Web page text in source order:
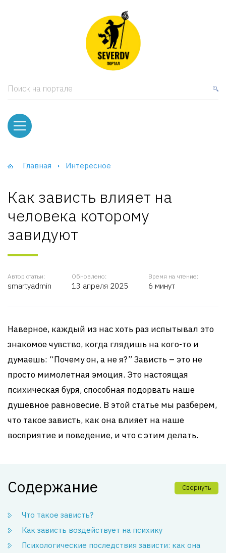
Поиск на портале
Главная Интересное
Как зависть влияет на
человека которому
завидуют
Автор статьи:
smartyadmin
Обновлено:
13 апреля 2025
Время на чтение:
6 минут
Наверное, каждый из нас хоть раз испытывал это
знакомое чувство, когда глядишь на кого-то и
думаешь: “Почему он, а не я?” Зависть – это не
просто мимолетная эмоция. Это настоящая
психическая буря, способная подорвать наше
душевное равновесие. В этой статье мы разберем,
что такое зависть, как она влияет на наше
восприятие и поведение, и что с этим делать.
Содержание Свернуть
Что такое зависть?
Как зависть воздействует на психику
Психологические последствия зависти: как она
и тумбы